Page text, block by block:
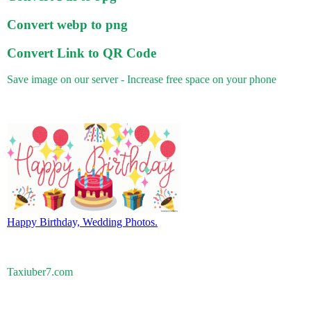
Convert webp to png
Convert Link to QR Code
Save image on our server - Increase free space on your phone
Happy Birthday, Wedding Photos.
Taxiuber7.com